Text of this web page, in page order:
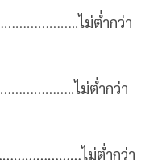
ไม่ต่ำกว่า
ไม่ต่ำกว่า
ไม่ต่ำกว่า